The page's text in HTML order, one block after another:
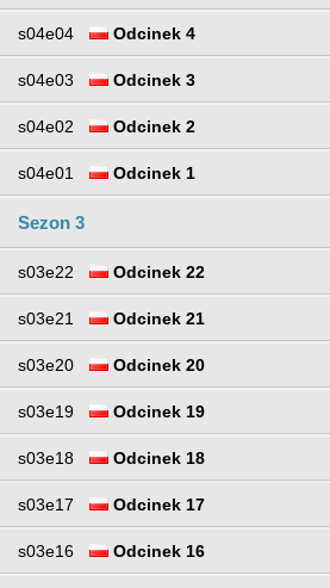
s04e04 Odcinek 4
s04e03 Odcinek 3
s04e02 Odcinek 2
s04e01 Odcinek 1
Sezon 3
s03e22 Odcinek 22
s03e21 Odcinek 21
s03e20 Odcinek 20
s03e19 Odcinek 19
s03e18 Odcinek 18
s03e17 Odcinek 17
s03e16 Odcinek 16